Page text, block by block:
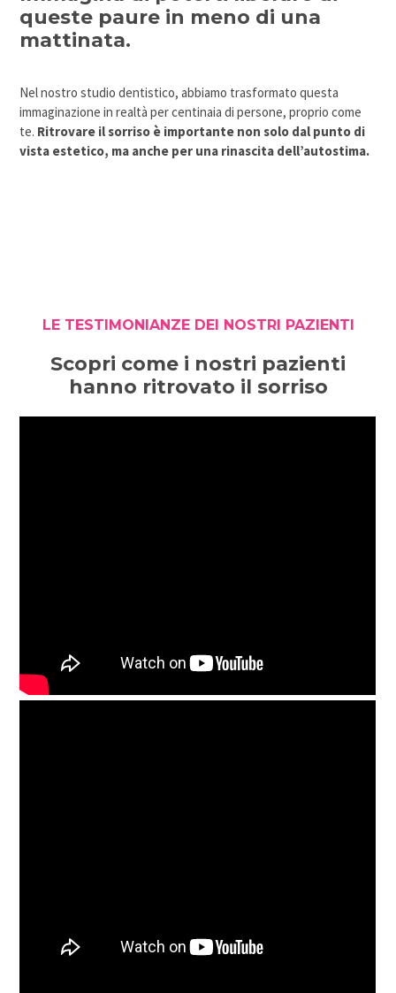
queste paure in meno di una
mattinata.
Nel nostro studio dentistico, abbiamo trasformato questa
immaginazione in realtà per centinaia di persone, proprio come
te. Ritrovare il sorriso è importante non solo dal punto di
vista estetico, ma anche per una rinascita dell’autostima.
LE TESTIMONIANZE DEI NOSTRI PAZIENTI
Scopri come i nostri pazienti
hanno ritrovato il sorriso